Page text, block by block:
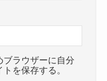
ブラウザーに自分
を保存する。